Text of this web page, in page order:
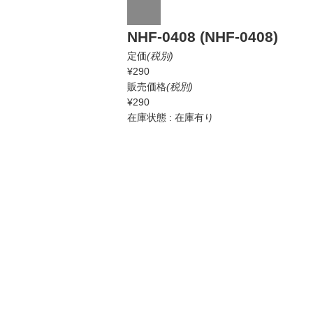
NHF-0408 (NHF-0408)
定価(税別)
¥290
販売価格(税別)
¥290
在庫状態 : 在庫有り